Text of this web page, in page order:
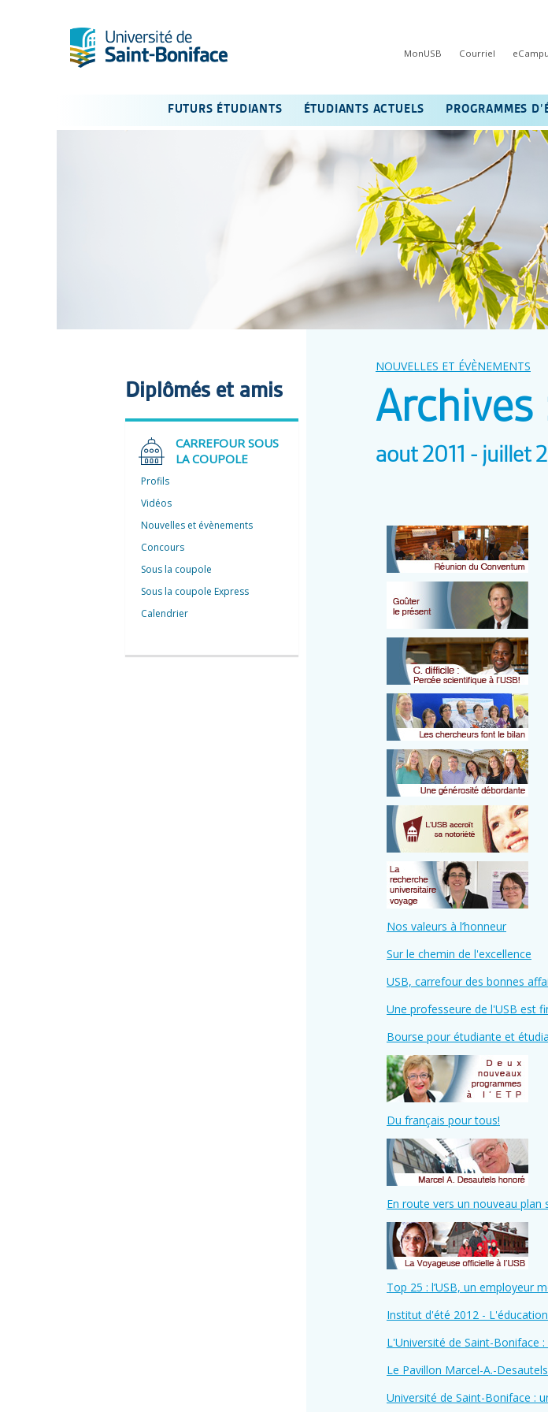
MonUSB Courriel
FUTURS ÉTUDIANTS ÉTUDIANTS ACTUELS PROGRAMMES
NOUVELLES ET ÉVÈNEMENTS
Archives
aout 2011 - juillet
Nos valeurs à l’honneur
Sur le chemin de l'excellence
USB, carrefour des bonnes
Une professeure de l'USB est
Bourse pour étudiante et
Du français pour tous!
En route vers un nouveau plan
Top 25 : l’USB, un employeur
Institut d'été 2012 -
L'Université de Saint-Boniface
Le Pavillon Marcel-A.-
Université de Saint-Boniface :
Diplômés et amis
CARREFOUR SOUS
LA COUPOLE
Profils
Vidéos
Nouvelles et évènements
Concours
Sous la coupole
Sous la coupole Express
Calendrier